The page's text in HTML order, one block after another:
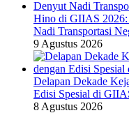
Hino di GIIAS 2026:
Nadi Transportasi
9 Agustus 2026
Delapan Dekade
Edisi Spesial di
8 Agustus 2026